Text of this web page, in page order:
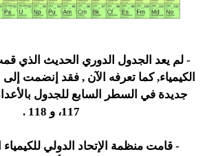
- لم يعد الجدول الدوري الحديث الذي
الكيمياء, كما تعرفه الآن , فقد إنضمت
117، و 118 .
- قامت منظمة الإتحاد الدولي للكيمياء